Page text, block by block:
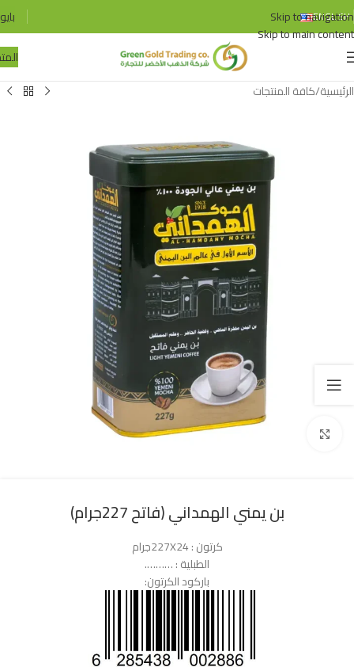
Skip to navigation
Skip to main content
ENGLISH
بايو
الرئيسية/كافة المنتجات
بن يمني الهمداني (فاتح 227جرام)
كرتون : 227X24جرام
الطبلية : ……….
باركود الكرتون: